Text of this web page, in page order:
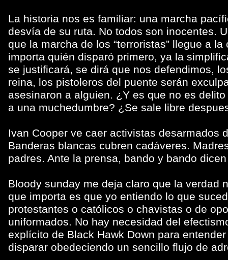
La historia nos es familiar: una marcha
desvía de su ruta. No todos son inocentes.
que la marcha de los “terroristas” llegue a
importa quién disparó primero, ya la
se justificará, se dirá que nos defendimos,
reina, los pistoleros del puente serán
asesinaron a alguien. ¿Y es que no es
a una muchedumbre? ¿Se sale libre
Ivan Cooper ve caer activistas desarmados
Banderas blancas cubren cadáveres.
padres. Ante la prensa, bando y bando dicen
Bloody sunday me deja claro que la verdad
que importa es que yo entiendo lo que
protestantes o católicos o chavistas o de
uniformados. No hay necesidad del
explícito de Black Hawk Down para
disparar obedeciendo un sencillo flujo de